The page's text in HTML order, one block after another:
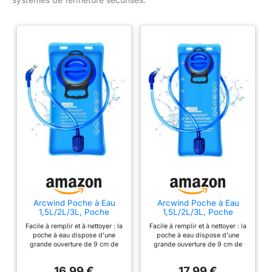
Arcwind Poche à Eau
1,5L/2L/3L, Poche
Anti-Fuite
Facile à remplir et à nettoyer : la
poche à eau dispose d'une
grande ouverture de 9 cm de
Arcwind Poche à Eau
1,5L/2L/3L, Poche
Anti-Fuite
Facile à remplir et à nettoyer : la
poche à eau dispose d'une
grande ouverture de 9 cm de